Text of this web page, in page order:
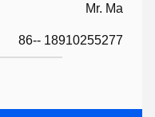
Mr. Ma
86-- 18910255277